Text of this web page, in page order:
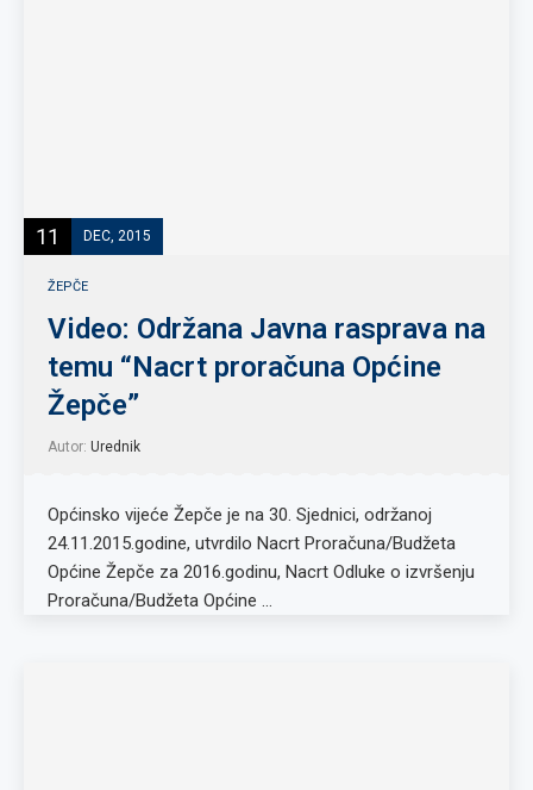
11 DEC, 2015
ŽEPČE
Video: Održana Javna rasprava na
temu “Nacrt proračuna Općine
Žepče”
Autor: Urednik
Općinsko vijeće Žepče je na 30. Sjednici, održanoj
24.11.2015.godine, utvrdilo Nacrt Proračuna/Budžeta
Općine Žepče za 2016.godinu, Nacrt Odluke o izvršenju
Proračuna/Budžeta Općine …